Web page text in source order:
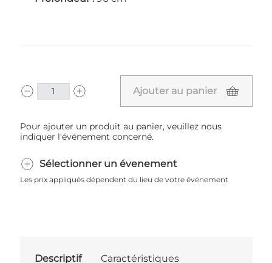
Ajouter au panier
Pour ajouter un produit au panier, veuillez nous
indiquer l'événement concerné.
Sélectionner un évenement
Les prix appliqués dépendent du lieu de votre événement
Descriptif Caractéristiques